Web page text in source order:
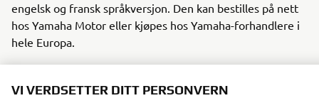
engelsk og fransk språkversjon. Den kan bestilles på nett
hos Yamaha Motor eller kjøpes hos Yamaha-forhandlere i
hele Europa.
Endowment Fund for Motorcycling Sport Heritage
VI VERDSETTER DITT PERSONVERN